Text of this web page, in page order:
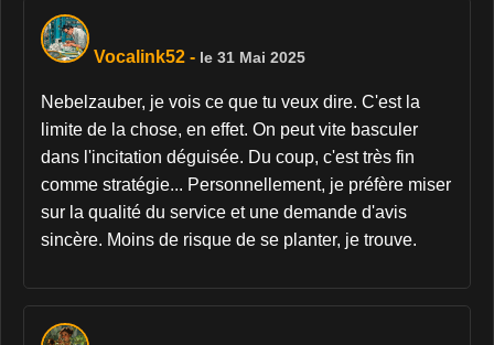
Vocalink52 - le 31 Mai 2025
Nebelzauber, je vois ce que tu veux dire. C'est la
limite de la chose, en effet. On peut vite basculer
dans l'incitation déguisée. Du coup, c'est très fin
comme stratégie... Personnellement, je préfère miser
sur la qualité du service et une demande d'avis
sincère. Moins de risque de se planter, je trouve.